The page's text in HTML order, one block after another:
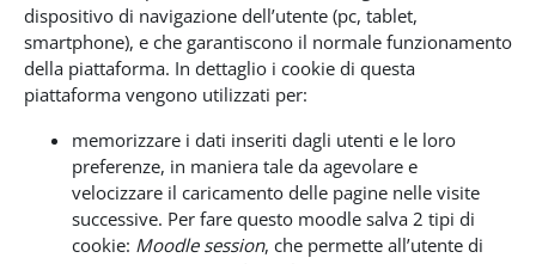
dispositivo di navigazione dell’utente (pc, tablet,
smartphone), e che garantiscono il normale funzionamento
della piattaforma. In dettaglio i cookie di questa
piattaforma vengono utilizzati per:
memorizzare i dati inseriti dagli utenti e le loro
preferenze, in maniera tale da agevolare e
velocizzare il caricamento delle pagine nelle visite
successive. Per fare questo moodle salva 2 tipi di
cookie: Moodle session, che permette all’utente di